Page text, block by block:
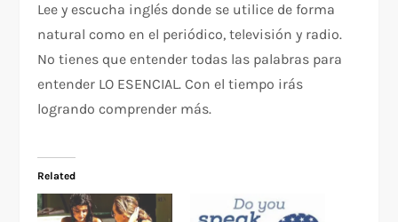
Lee y escucha inglés donde se utilice de forma
natural como en el periódico, televisión y radio.
No tienes que entender todas las palabras para
entender LO ESENCIAL. Con el tiempo irás
logrando comprender más.
Related